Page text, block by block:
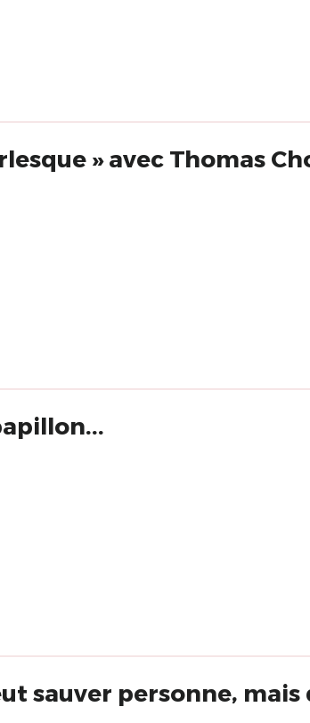
» avec Thomas
sauver personne,